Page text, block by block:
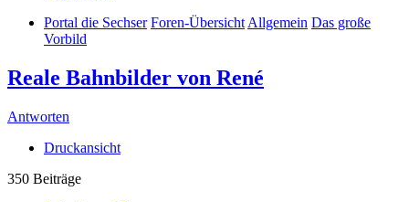
Portal die Sechser Foren-Übersicht Allgemein Das große
Vorbild
Reale Bahnbilder von René
Antworten
Druckansicht
350 Beiträge